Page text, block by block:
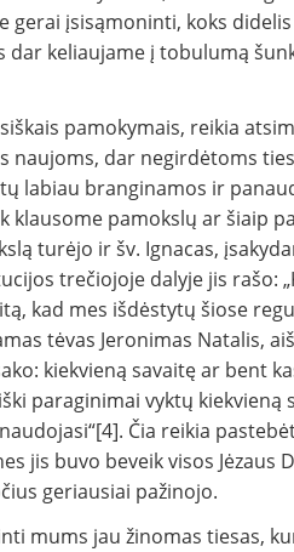
gerai įsisąmoninti, koks
keliaujame į tobulumą
pamokymais, reikia
naujoms, dar negirdėtoms
labiau branginamos ir
klausome pa­mokslų ar šiaip
turėjo ir šv. Ignacas,
trečiojoje dalyje jis rašo:
kad mes išdėstytų šiose
tėvas Jeronimas Natalis,
kiekvieną savaitę ar bent
pa­raginimai vyktų kiekvieną
Čia reikia
jis buvo beveik visos Jėzaus
geriausiai pažinojo.
mums jau žinomas tiesas,